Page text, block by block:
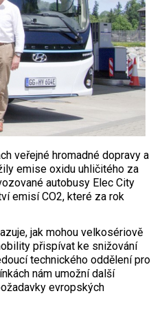
veřejné hromadné dopravy a
emise oxidu uhličitého za
autobusy Elec City
emisí CO2, které za rok
jak mohou velkosériově
přispívat ke snižování
technického oddělení pro
nám umožní další
evropských